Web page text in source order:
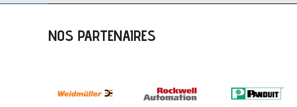
NOS PARTENAIRES